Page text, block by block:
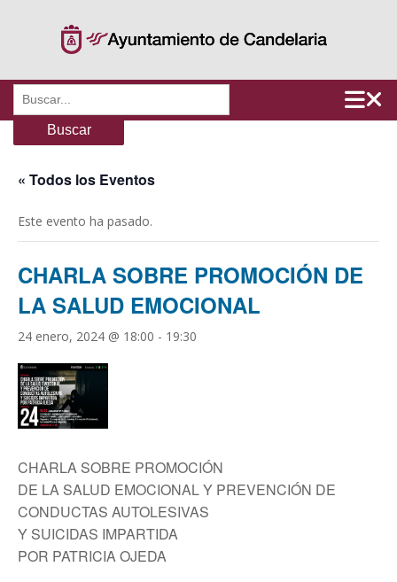
Buscar:
« Todos los Eventos
Este evento ha pasado.
CHARLA SOBRE PROMOCIÓN DE
LA SALUD EMOCIONAL
24 enero, 2024 @ 18:00 - 19:30
CHARLA SOBRE PROMOCIÓN
DE LA SALUD EMOCIONAL Y PREVENCIÓN DE
CONDUCTAS AUTOLESIVAS
Y SUICIDAS IMPARTIDA
POR PATRICIA OJEDA